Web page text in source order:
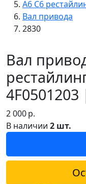
A6 C6
Вал привода
2830
Вал
4F0501203
2 000р.
В наличии 2 шт.